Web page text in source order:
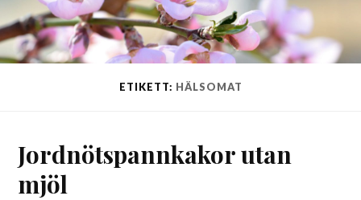
ETIKETT: HÄLSOMAT
Jordnötspannkakor utan
mjöl